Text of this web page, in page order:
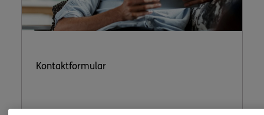
Kontaktformular